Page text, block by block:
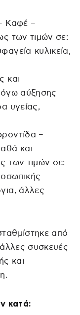
Καφέ –
των τιμών σε:
κυλικεία,
και
αύξησης
υγείας,
–
και
των τιμών σε:
άλλες
από
συσκευές
και
κατά: